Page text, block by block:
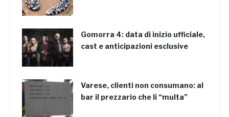
Gomorra 4: data di inizio ufficiale,
cast e anticipazioni esclusive
Varese, clienti non consumano: al
bar il prezzario che li “multa”